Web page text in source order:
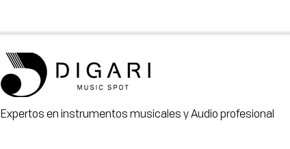
Expertos en instrumentos musicales y Audio profesional